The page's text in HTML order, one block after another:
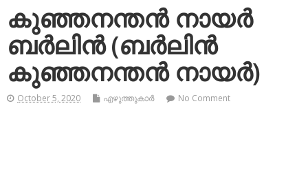
കുഞ്ഞനന്തന്‍ നായര്‍
ബര്‍ലിന്‍ (ബര്‍ലിന്‍
കുഞ്ഞനന്തന്‍ നായര്‍)
October 5, 2020 എഴുത്തുകാര്‍ No Comment